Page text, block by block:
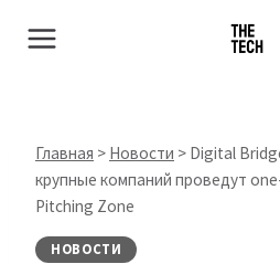
Главная > Новости > Digital
крупные компаний проведут
Pitching Zone
НОВОСТИ